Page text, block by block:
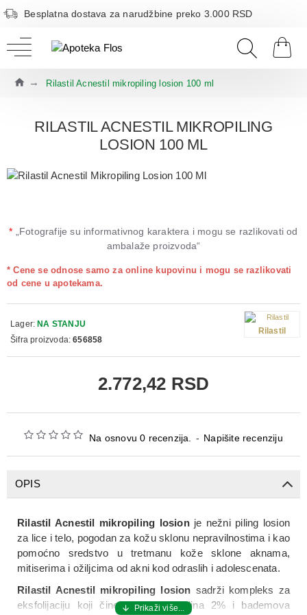
Besplatna dostava za narudžbine preko 3.000 RSD
Rilastil Acnestil mikropiling losion 100 ml
RILASTIL ACNESTIL MIKROPILING
LOSION 100 ML
* „Fotografije su informativnog karaktera i mogu se razlikovati od
ambalaže proizvoda“
Na osnovu 0 recenzija. - Napišite recenziju
* Cene se odnose samo za online kupovinu i mogu se razlikovati
od cene u apotekama.
2.772,42 RSD
Lager: NA STANJU
Šifra proizvoda: 656858
Rilastil
OPIS
Rilastil Acnestil mikropiling losionje nežni piling losion
za lice i telo, pogodan za kožu sklonu nepravilnostima i kao
pomoćno sredstvo u tretmanu kože sklone aknama,
mitiserima i ožiljcima od akni kod odraslih i adolescenata.
Rilastil Acnestil mikropiling losion sadrži kompleks za
eksfolijaciju koji čine salicilna kiselina 2% i bademova